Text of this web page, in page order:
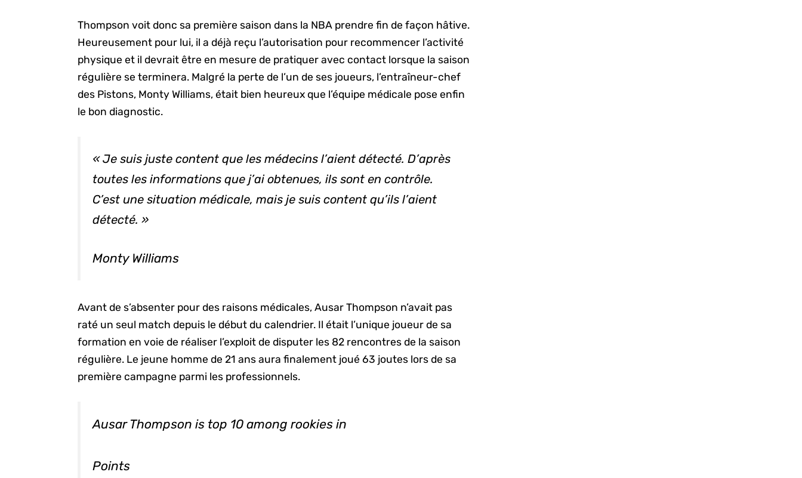
Thompson voit donc sa première saison dans la NBA prendre fin de façon hâtive.
Heureusement pour lui, il a déjà reçu l’autorisation pour recommencer l’activité
physique et il devrait être en mesure de pratiquer avec contact lorsque la saison
régulière se terminera. Malgré la perte de l’un de ses joueurs, l’entraîneur-chef
des Pistons, Monty Williams, était bien heureux que l’équipe médicale pose enfin
le bon diagnostic.
« Je suis juste content que les médecins l’aient détecté. D’après
toutes les informations que j’ai obtenues, ils sont en contrôle.
C’est une situation médicale, mais je suis content qu’ils l’aient
détecté. »
Monty Williams
Avant de s’absenter pour des raisons médicales, Ausar Thompson n’avait pas
raté un seul match depuis le début du calendrier. Il était l’unique joueur de sa
formation en voie de réaliser l’exploit de disputer les 82 rencontres de la saison
régulière. Le jeune homme de 21 ans aura finalement joué 63 joutes lors de sa
première campagne parmi les professionnels.
Ausar Thompson is top 10 among rookies in
Points